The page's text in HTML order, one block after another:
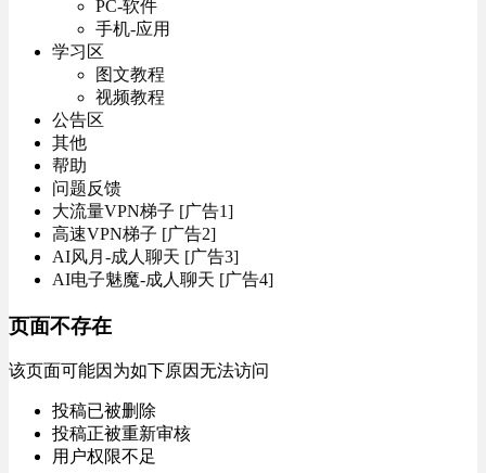
PC-软件
手机-应用
学习区
图文教程
视频教程
公告区
其他
帮助
问题反馈
大流量VPN梯子 [广告1]
高速VPN梯子 [广告2]
AI风月-成人聊天 [广告3]
AI电子魅魔-成人聊天 [广告4]
页面不存在
该页面可能因为如下原因无法访问
投稿已被删除
投稿正被重新审核
用户权限不足